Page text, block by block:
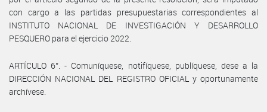
con cargo a las partidas presupuestarias correspondientes al
INSTITUTO NACIONAL DE INVESTIGACIÓN Y DESARROLLO
PESQUERO para el ejercicio 2022.
ARTÍCULO 6°. - Comuníquese, notifíquese, publíquese, dese a la
DIRECCIÓN NACIONAL DEL REGISTRO OFICIAL y oportunamente
archívese.